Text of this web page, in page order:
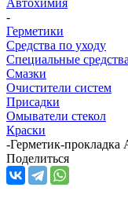
-
Герметики
Средства по уходу
Специальные средства
Смазки
Очистители систем
Присадки
Омыватели стекол
Краски
-Герметик-прокладка
Поделиться